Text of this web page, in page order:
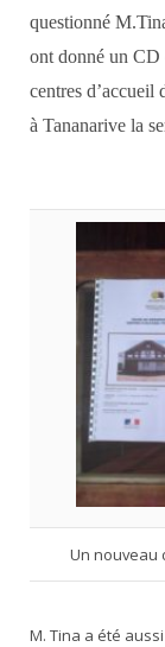
questionné
ont donné un CD
centres d’accueil
à Tananarive la
Un nouveau
M. Tina a été